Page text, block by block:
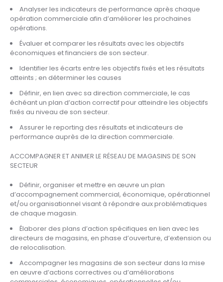
Analyser les indicateurs de performance après chaque
opération commerciale afin d’améliorer les prochaines
opérations.
Évaluer et comparer les résultats avec les objectifs
économiques et financiers de son secteur.
Identifier les écarts entre les objectifs fixés et les résultats
atteints ; en déterminer les causes
Définir, en lien avec sa direction commerciale, le cas
échéant un plan d’action correctif pour atteindre les objectifs
fixés au niveau de son secteur.
Assurer le reporting des résultats et indicateurs de
performance auprès de la direction commerciale.
ACCOMPAGNER ET ANIMER LE RÉSEAU DE MAGASINS DE SON
SECTEUR
Définir, organiser et mettre en œuvre un plan
d’accompagnement commercial, économique, opérationnel
et/ou organisationnel visant à répondre aux problématiques
de chaque magasin.
Élaborer des plans d’action spécifiques en lien avec les
directeurs de magasins, en phase d’ouverture, d’extension ou
de relocalisation.
Accompagner les magasins de son secteur dans la mise
en œuvre d’actions correctives ou d’améliorations